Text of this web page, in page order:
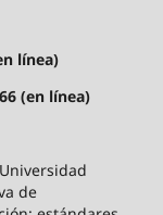
línea)
(en línea)
de